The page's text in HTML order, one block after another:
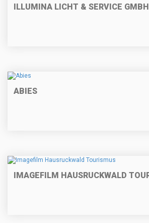
ILLUMINA LICHT & SERVICE GMBH
ABIES
IMAGEFILM HAUSRUCKWALD